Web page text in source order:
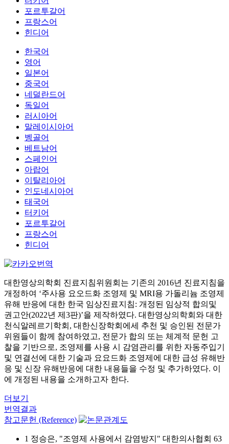
포르투갈어
프랑스어
힌디어
한국어
영어
일본어
중국어
네덜란드어
독일어
러시아어
말레이시아어
벵골어
베트남어
스페인어
아랍어
이탈리아어
인도네시아어
태국어
터키어
포르투갈어
프랑스어
힌디어
대한영상의학회 진료지침위원회는 기존의 2016년 진료지침을
개정하여 ‘주사용 요오드화 조영제 및 MRI용 가돌리늄 조영제
유해 반응에 대한 한국 임상진료지침: 개정된 임상적 합의및
권고안(2022년 제3판)’을 제작하였다. 대한영상의학회와 대한
천식알레르기학회, 대한신장학회에세 추천 및 승인된 전문가
위원들이 함께 참여하였고, 전문가 합의 또는 체계적 문헌 고
찰을 기반으로, 조영제를 사용 시 감염관리를 위한 자동주입기
및 연결선에 대한 기술과 요요드화 조영제에 대한 급성 유해반
응 및 신장 유해반응에 대한 내용들을 수정 및 추가하였다. 이
에 개정된 내용을 소개하고자 한다.
더보기
번역결과
참고문헌 (Reference)
1 정승은, "조영제 사용에서 감염방지" 대한의사협회 63